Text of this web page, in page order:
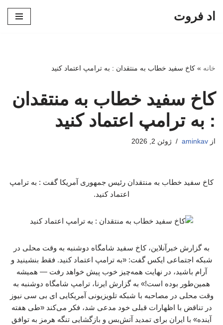
اد فروت
خانه » کاخ سفید خطاب به منتقدان : به ترامپ اعتماد کنید
کاخ سفید خطاب به منتقدان
: به ترامپ اعتماد کنید
از aminkav ژوئن 2, 2026
کاخ سفید خطاب به منتقدان رئیس جمهوری آمریکا گفت : به ترامپ
اعتماد کنید.
به گزارش خبرآنلاین، کاخ سفید شامگاه دوشنبه به وقت محلی در
شبکه اجتماعی ایکس گفت: «به ترامپ اعتماد کنید. فقط بنشینید و
آرام باشید، در نهایت همه‌چیز خوب پیش خواهد رفت — همیشه
همین‌طور بوده است!» به گزارش ایرنا، ترامپ شامگاه دوشنبه به
وقت محلی در مصاحبه با شبکه تلویزیونی آمریکایی ای بی سی نیوز
در تناقض با اظهارات قبلی خود مدعی شد، فکر می‌کند «طی هفته
آینده» با ایران برای تمدید آتش‌بس و بازگشایی تنگه هرمز به توافق